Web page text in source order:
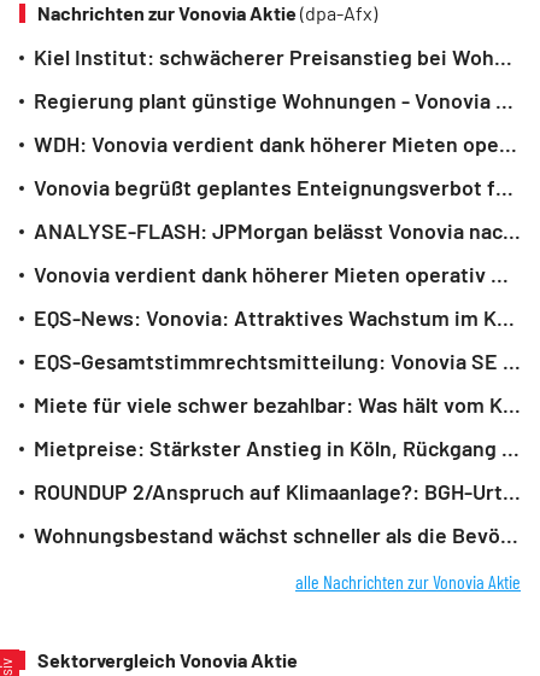
Nachrichten zur Vonovia Aktie(dpa-Afx)
Kiel Institut: schwächerer Preisanstieg bei Wohnimmobilien
Regierung plant günstige Wohnungen - Vonovia will mitmischen
WDH: Vonovia verdient dank höherer Mieten operativ mehr
Vonovia begrüßt geplantes Enteignungsverbot für Wohnungen
ANALYSE-FLASH: JPMorgan belässt Vonovia nach Zahlen auf 'Overweight'
Vonovia verdient dank höherer Mieten operativ mehr
EQS-News: Vonovia: Attraktives Wachstum im Kerngeschäft und positive Wertentwicklung im Portfolio (deutsch)
EQS-Gesamtstimmrechtsmitteilung: Vonovia SE (deutsch)
Miete für viele schwer bezahlbar: Was hält vom Kauf ab?
Mietpreise: Stärkster Anstieg in Köln, Rückgang in Berlin
ROUNDUP 2/Anspruch auf Klimaanlage?: BGH-Urteil stärkt Eigentümerrechte
Wohnungsbestand wächst schneller als die Bevölkerung
alle Nachrichten zur Vonovia Aktie
Sektorvergleich Vonovia Aktie